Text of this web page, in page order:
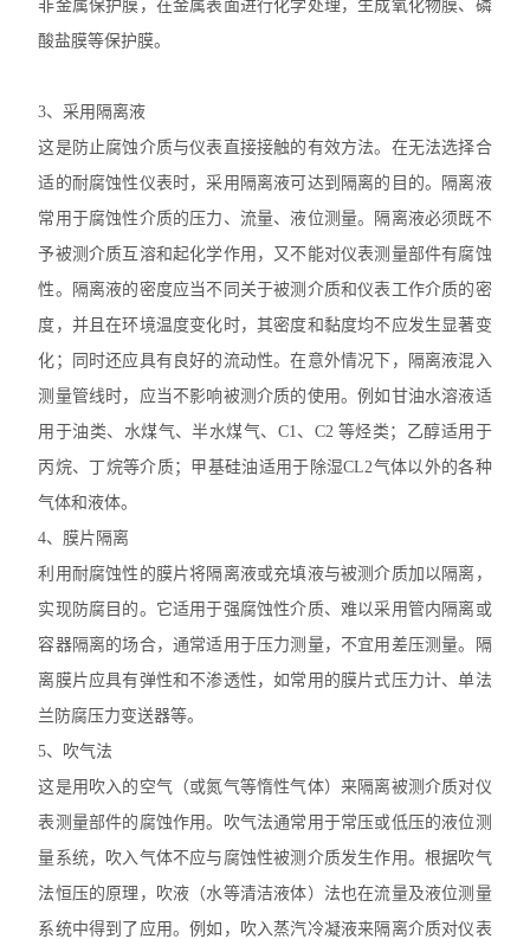
非金属保护膜，在金属表面进行化学处理，生成氧化物膜、磷
酸盐膜等保护膜。
3、采用隔离液
这是防止腐蚀介质与仪表直接接触的有效方法。在无法选择合
适的耐腐蚀性仪表时，采用隔离液可达到隔离的目的。隔离液
常用于腐蚀性介质的压力、流量、液位测量。隔离液必须既不
予被测介质互溶和起化学作用，又不能对仪表测量部件有腐蚀
性。隔离液的密度应当不同关于被测介质和仪表工作介质的密
度，并且在环境温度变化时，其密度和黏度均不应发生显著变
化；同时还应具有良好的流动性。在意外情况下，隔离液混入
测量管线时，应当不影响被测介质的使用。例如甘油水溶液适
用于油类、水煤气、半水煤气、C1、C2 等烃类；乙醇适用于
丙烷、丁烷等介质；甲基硅油适用于除湿CL2气体以外的各种
气体和液体。
4、膜片隔离
利用耐腐蚀性的膜片将隔离液或充填液与被测介质加以隔离，
实现防腐目的。它适用于强腐蚀性介质、难以采用管内隔离或
容器隔离的场合，通常适用于压力测量，不宜用差压测量。隔
离膜片应具有弹性和不渗透性，如常用的膜片式压力计、单法
兰防腐压力变送器等。
5、吹气法
这是用吹入的空气（或氮气等惰性气体）来隔离被测介质对仪
表测量部件的腐蚀作用。吹气法通常用于常压或低压的液位测
量系统，吹入气体不应与腐蚀性被测介质发生作用。根据吹气
法恒压的原理，吹液（水等清洁液体）法也在流量及液位测量
系统中得到了应用。例如，吹入蒸汽冷凝液来隔离介质对仪表